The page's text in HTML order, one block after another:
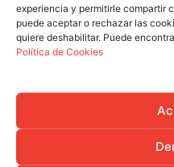
experiencia y permitirle compartir
puede aceptar o rechazar las
quiere deshabilitar. Puede
Política de Cookies